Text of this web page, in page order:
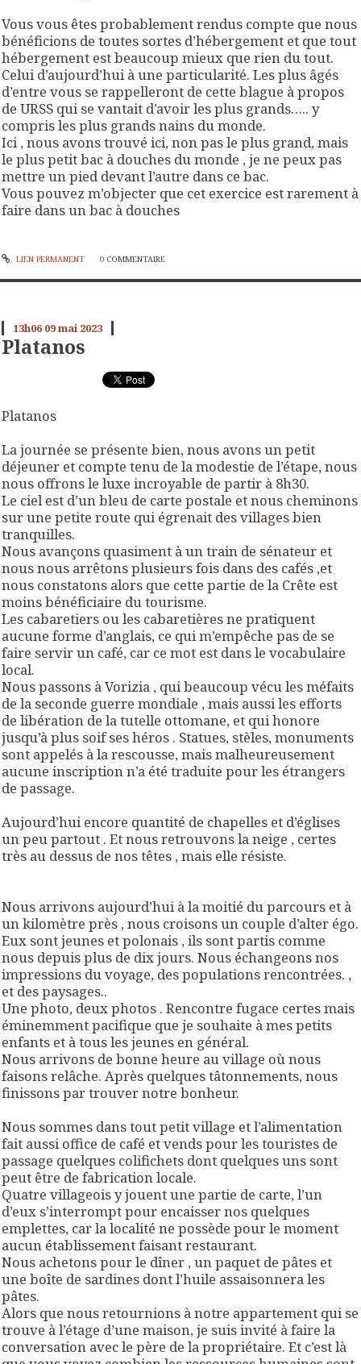
Vous vous êtes probablement rendus compte que nous
bénéficions de toutes sortes d’hébergement et que tout
hébergement est beaucoup mieux que rien du tout.
Celui d’aujourd’hui à une particularité. Les plus âgés
d’entre vous se rappelleront de cette blague à propos
de URSS qui se vantait d’avoir les plus grands….. y
compris les plus grands nains du monde.
Ici , nous avons trouvé ici, non pas le plus grand, mais
le plus petit bac à douches du monde , je ne peux pas
mettre un pied devant l’autre dans ce bac.
Vous pouvez m’objecter que cet exercice est rarement à
faire dans un bac à douches
LIEN PERMANENT 0 COMMENTAIRE
13h06 09mai 2023
Platanos
Platanos
La journée se présente bien, nous avons un petit
déjeuner et compte tenu de la modestie de l’étape, nous
nous offrons le luxe incroyable de partir à 8h30.
Le ciel est d’un bleu de carte postale et nous cheminons
sur une petite route qui égrenait des villages bien
tranquilles.
Nous avançons quasiment à un train de sénateur et
nous nous arrêtons plusieurs fois dans des cafés ,et
nous constatons alors que cette partie de la Crête est
moins bénéficiaire du tourisme.
Les cabaretiers ou les cabaretières ne pratiquent
aucune forme d’anglais, ce qui m’empêche pas de se
faire servir un café, car ce mot est dans le vocabulaire
local.
Nous passons à Vorizia , qui beaucoup vécu les méfaits
de la seconde guerre mondiale , mais aussi les efforts
de libération de la tutelle ottomane, et qui honore
jusqu’à plus soif ses héros . Statues, stèles, monuments
sont appelés à la rescousse, mais malheureusement
aucune inscription n’a été traduite pour les étrangers
de passage.
Aujourd’hui encore quantité de chapelles et d’églises
un peu partout . Et nous retrouvons la neige , certes
très au dessus de nos têtes , mais elle résiste.
Nous arrivons aujourd’hui à la moitié du parcours et à
un kilomètre près , nous croisons un couple d’alter égo.
Eux sont jeunes et polonais , ils sont partis comme
nous depuis plus de dix jours. Nous échangeons nos
impressions du voyage, des populations rencontrées. ,
et des paysages..
Une photo, deux photos . Rencontre fugace certes mais
éminemment pacifique que je souhaite à mes petits
enfants et à tous les jeunes en général.
Nous arrivons de bonne heure au village où nous
faisons relâche. Après quelques tâtonnements, nous
finissons par trouver notre bonheur.
Nous sommes dans tout petit village et l’alimentation
fait aussi office de café et vends pour les touristes de
passage quelques colifichets dont quelques uns sont
peut être de fabrication locale.
Quatre villageois y jouent une partie de carte, l’un
d’eux s’interrompt pour encaisser nos quelques
emplettes, car la localité ne possède pour le moment
aucun établissement faisant restaurant.
Nous achetons pour le dîner , un paquet de pâtes et
une boîte de sardines dont l’huile assaisonnera les
pâtes.
Alors que nous retournions à notre appartement qui se
trouve à l’étage d’une maison, je suis invité à faire la
conversation avec le père de la propriétaire. Et c’est là